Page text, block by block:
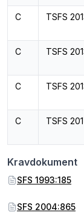
C TSFS
C TSFS
C TSFS
C TSFS
Kravdokument
SFS 1993:185
SFS 2004:865